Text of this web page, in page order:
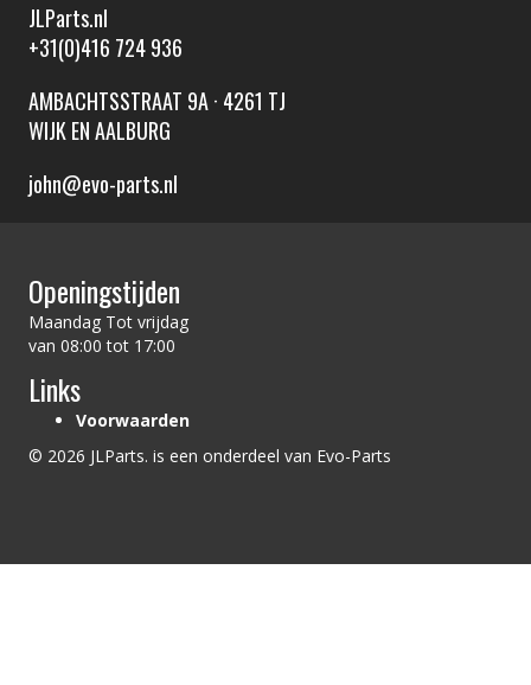
JLParts.nl
+31(0)416 724 936
AMBACHTSSTRAAT 9A · 4261 TJ
WIJK EN AALBURG
john@evo-parts.nl
Openingstijden
Maandag Tot vrijdag
van 08:00 tot 17:00
Links
Voorwaarden
© 2026 JLParts. is een onderdeel van Evo-Parts